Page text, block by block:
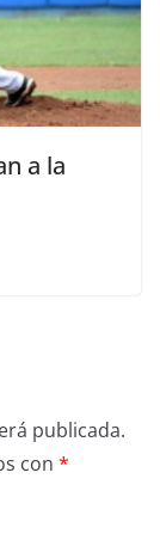
a la
publicada.
con *